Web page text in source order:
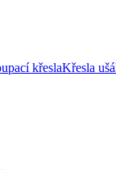
křeslaKřesla